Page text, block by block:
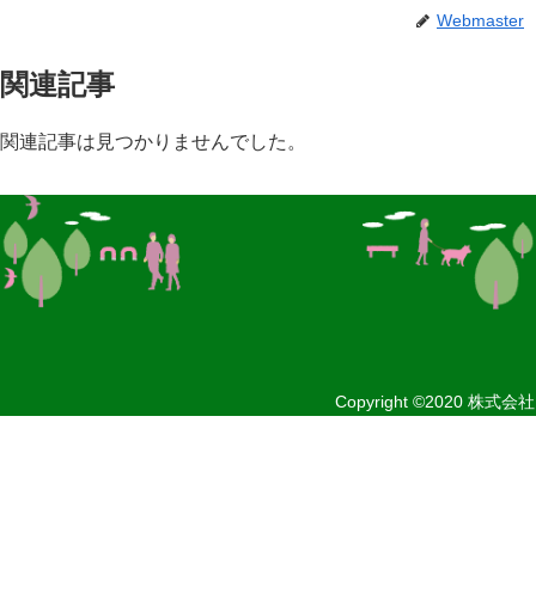
Webmaster
関連記事
関連記事は見つかりませんでした。
Copyright ©2020 株式会